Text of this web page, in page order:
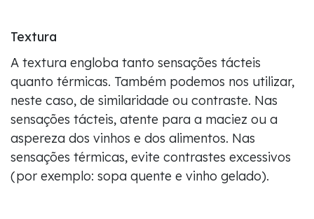
Textura
A textura engloba tanto sensações tácteis
quanto térmicas. Também podemos nos utilizar,
neste caso, de similaridade ou contraste. Nas
sensações tácteis, atente para a maciez ou a
aspereza dos vinhos e dos alimentos. Nas
sensações térmicas, evite contrastes excessivos
(por exemplo: sopa quente e vinho gelado).